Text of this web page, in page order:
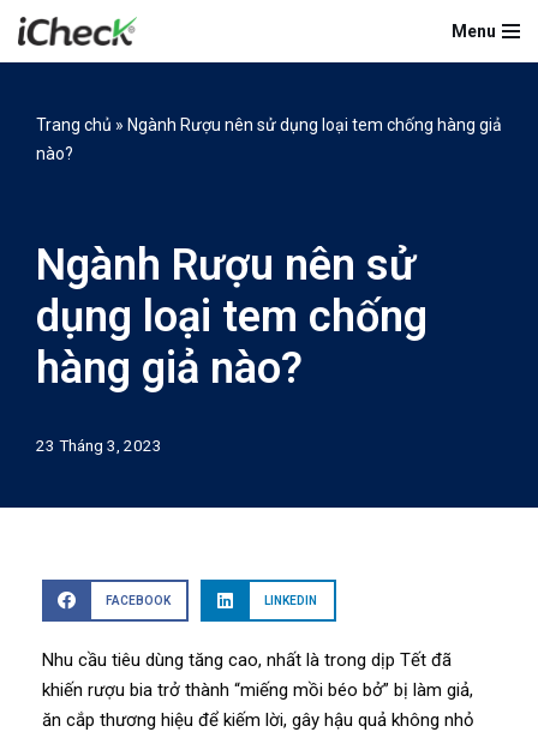
Chuyển
nội
dung
Menu
Trang chủ » Ngành Rượu nên sử dụng loại tem chống hàng giả
nào?
Ngành Rượu nên sử
dụng loại tem chống
hàng giả nào?
23 Tháng 3, 2023
FACEBOOK LINKEDIN
Nhu cầu tiêu dùng tăng cao, nhất là trong dịp Tết đã
khiến rượu bia trở thành “miếng mồi béo bở” bị làm giả,
ăn cắp thương hiệu để kiếm lời, gây hậu quả không nhỏ